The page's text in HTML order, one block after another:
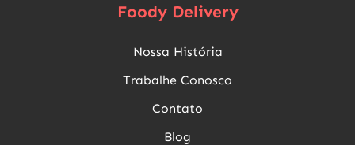
Foody Delivery
Nossa História
Trabalhe Conosco
Contato
Blog